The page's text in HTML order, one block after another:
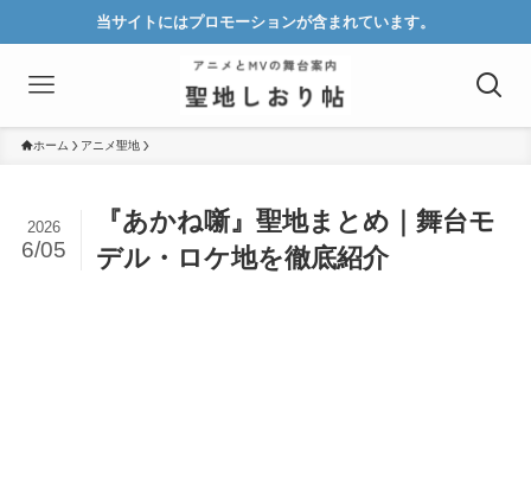
当サイトにはプロモーションが含まれています。
ホーム アニメ聖地
『あかね噺』聖地まとめ｜舞台モ
デル・ロケ地を徹底紹介
2026
6/05